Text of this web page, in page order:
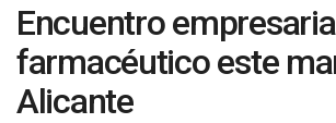
Encuentro
farmacéutico este
Alicante